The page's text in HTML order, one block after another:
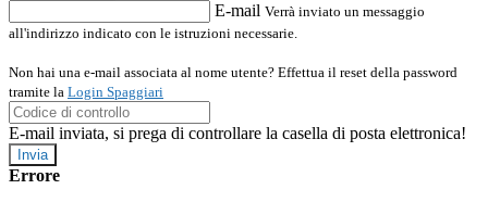
E-mail Verrà inviato un messaggio
all'indirizzo indicato con le istruzioni necessarie.
Non hai una e-mail associata al nome utente? Effettua il reset della password
tramite la Login Spaggiari
E-mail inviata, si prega di controllare la casella di posta elettronica!
Errore